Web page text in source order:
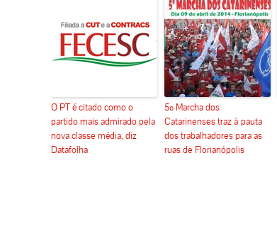
O PT é citado como o
partido mais admirado pela
nova classe média, diz
Datafolha
5º Marcha dos
Catarinenses traz à pauta
dos trabalhadores para as
ruas de Florianópolis